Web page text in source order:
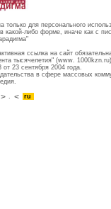
для персонального
какой-либо форме, иначе как с
ссылка на сайт
тысячелетия" (www. 1000kzn.ru)
23 сентября 2004 года.
в сфере массовых
. ru